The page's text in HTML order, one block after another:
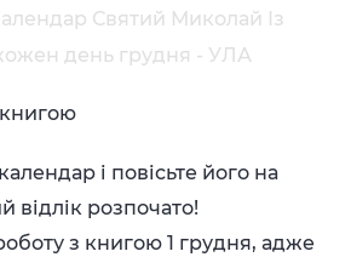
Святий Миколай Із
день грудня - УЛА
і повісьте його на
відлік розпочато!
з книгою 1 грудня, адже